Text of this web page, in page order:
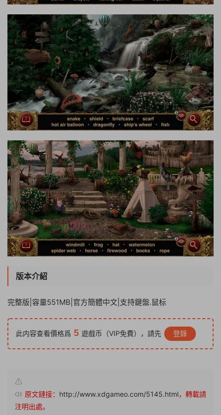
版本介紹
完整版|容量551MB|官方簡體中文|支持鍵盤.鼠标
此内容查看價格爲 5 遊戲币（VIP免費），請先 登錄
原文鏈接： http://www.xdgameo.com/5145.html，轉載請
注明出處。